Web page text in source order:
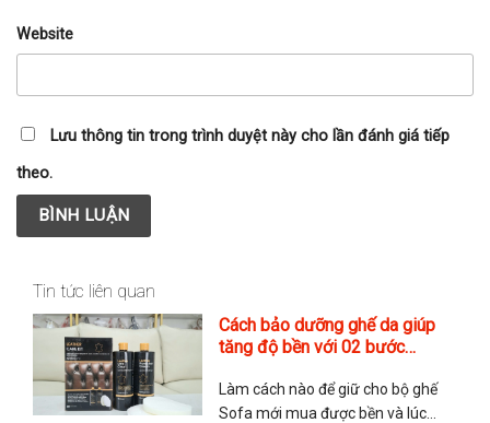
Website
Lưu thông tin trong trình duyệt này cho lần đánh giá tiếp
theo.
Tin tức liên quan
Cách bảo dưỡng ghế da giúp
tăng độ bền với 02 bước
Clinic
Làm cách nào để giữ cho bộ ghế
Sofa mới mua được bền và lúc